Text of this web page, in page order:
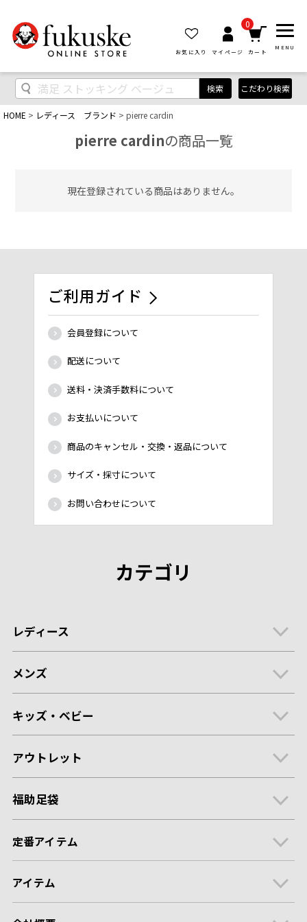
お気に入り マイページ
0
カート
MENU
検索 こだわり検索
HOME レディース ブランド pierre cardin
pierre cardinの商品一覧
現在登録されている商品はありません。
ご利用ガイド
会員登録について
配送について
送料・決済手数料について
お支払いについて
商品のキャンセル・交換・返品について
サイズ・採寸について
お問い合わせについて
カテゴリ
レディース
メンズ
キッズ・ベビー
アウトレット
福助足袋
定番アイテム
アイテム